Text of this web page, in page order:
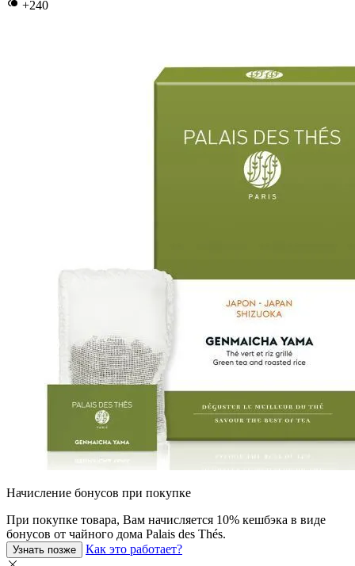
+240
Начисление бонусов при покупке
При покупкe товара, Вам начисляется 10% кешбэка в виде
бонусов от чайного дома Palais des Thés.
Узнать позже Как это работает?